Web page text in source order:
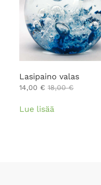
Lasipaino valas
14,00 € 18,00€
Lue lisää